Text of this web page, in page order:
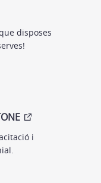
disposes
i